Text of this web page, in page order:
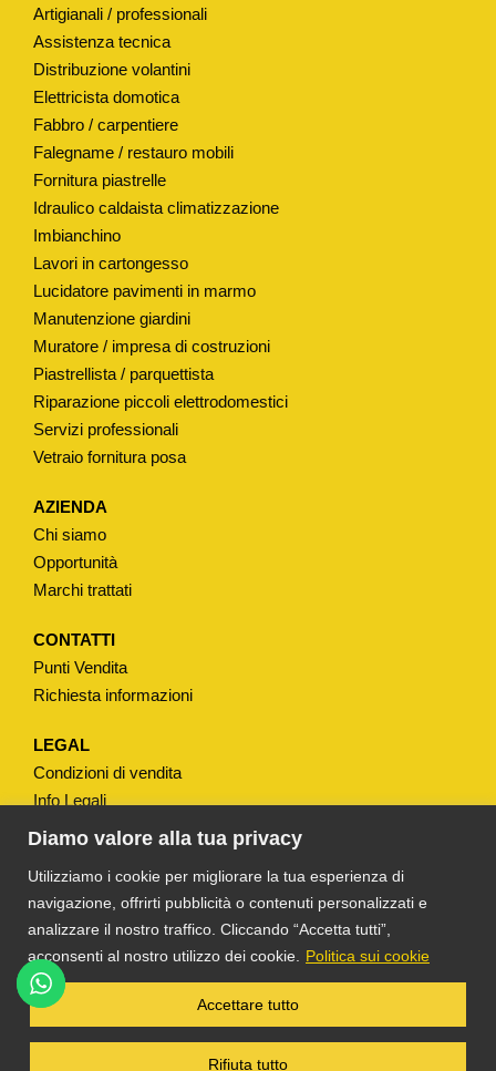
Diamo valore alla tua privacy
Utilizziamo i cookie per migliorare la tua esperienza di
navigazione, offrirti pubblicità o contenuti personalizzati e
analizzare il nostro traffico. Cliccando “Accetta tutti”,
acconsenti al nostro utilizzo dei cookie.
Politica sui cookie
Rifiuta tutto
Accettare tutto
O
N
C
L
N
O
P
E
R
S
E
D
W
H
9
q
u
a
n
t
i
t
Artigianali / professionali
Assistenza tecnica
Distribuzione volantini
Elettricista domotica
Fabbro / carpentiere
Falegname / restauro mobili
Fornitura piastrelle
Idraulico caldaista climatizzazione
Imbianchino
Lavori in cartongesso
Lucidatore pavimenti in marmo
Manutenzione giardini
Muratore / impresa di costruzioni
Piastrellista / parquettista
Riparazione piccoli elettrodomestici
Servizi professionali
Vetraio fornitura posa
AZIENDA
Chi siamo
Opportunità
Marchi trattati
CONTATTI
Punti Vendita
Richiesta informazioni
LEGAL
Condizioni di vendita
Info Legali
Note Legali
TS DACOM
S.R.L. UNIPERSONALE P. IVA
03055900231 © COPYRIGHT 2025 TUTTI I